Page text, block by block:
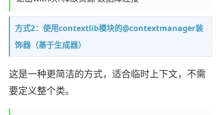
方式2：使用contextlib模块的@contextmanager装
饰器（基于生成器）
这是一种更简洁的方式，适合临时上下文，不需
要定义整个类。